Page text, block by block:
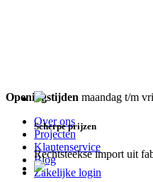
Openingstijden maandag t/m
Over ons
Projecten
Klantenservice
Blog
Zakelijke login
Scherpe prijzen
Rechtsteekse import uit